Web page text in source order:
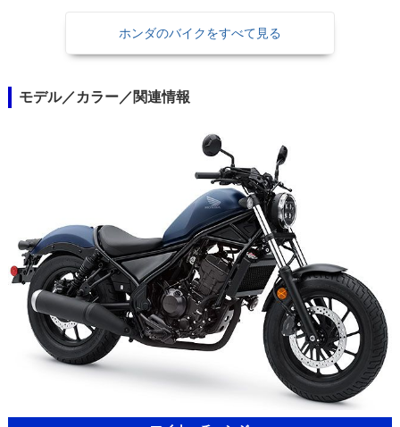
ホンダのバイクをすべて見る
モデル／カラー／関連情報